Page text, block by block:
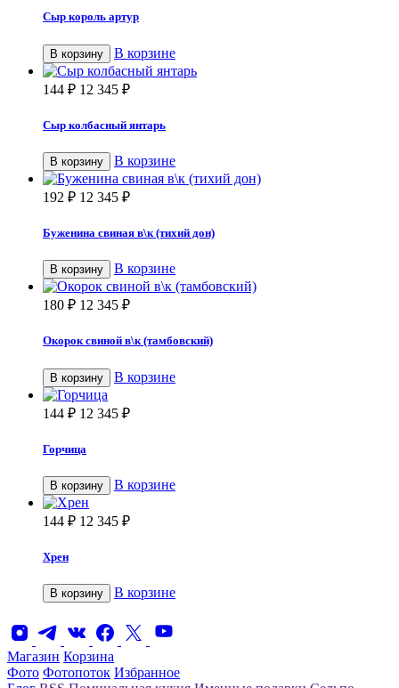
Сыр король артур
В корзину В корзине
144 ₽ 12 345 ₽
Сыр колбасный янтарь
В корзину В корзине
192 ₽ 12 345 ₽
Буженина свиная в\к (тихий дон)
В корзину В корзине
180 ₽ 12 345 ₽
Окорок свиной в\к (тамбовский)
В корзину В корзине
144 ₽ 12 345 ₽
Горчица
В корзину В корзине
144 ₽ 12 345 ₽
Хрен
В корзину В корзине
Магазин Корзина
Фото Фотопоток Избранное